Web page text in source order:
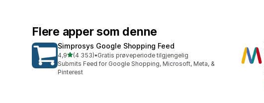
Flere apper som denne
Simprosys Google Shopping Feed
4,9av 5 stjerner
(4 353)
Totalt 4353 omtaler
•Gratis prøveperiode tilgjengelig
Submits Feed for Google Shopping, Microsoft, Meta, &
Pinterest